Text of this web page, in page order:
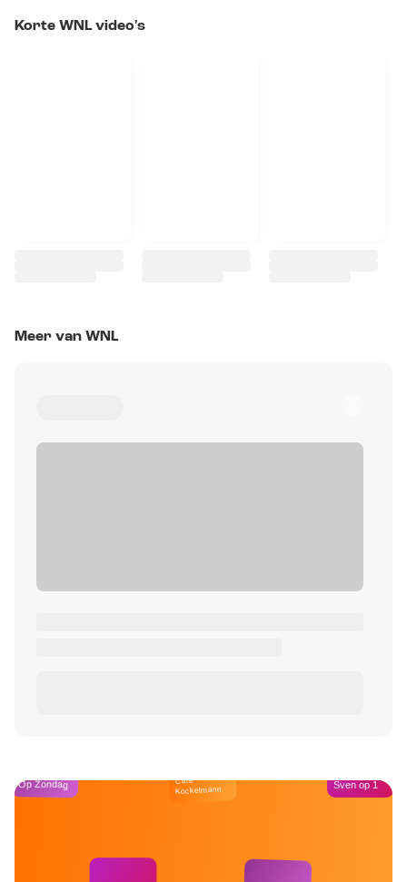
Korte WNL video's
Meer van WNL
Op Zondag Café
Kockelmann Sven op 1